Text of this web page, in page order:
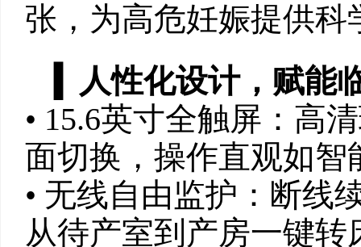
张，为高危妊娠提供科
人性化设计，赋能
• ‌15.6英寸全触屏‌：高
面切换，操作直观如智
• ‌无线自由监护‌：断线
从待产室到产房一键